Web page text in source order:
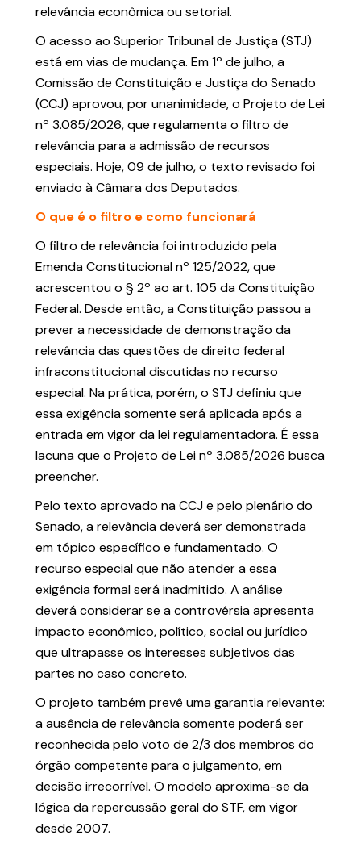
relevância econômica ou setorial.
O acesso ao Superior Tribunal de Justiça (STJ)
está em vias de mudança. Em 1º de julho, a
Comissão de Constituição e Justiça do Senado
(CCJ) aprovou, por unanimidade, o Projeto de Lei
nº 3.085/2026, que regulamenta o filtro de
relevância para a admissão de recursos
especiais. Hoje, 09 de julho, o texto revisado foi
enviado à Câmara dos Deputados.
O que é o filtro e como funcionará
O filtro de relevância foi introduzido pela
Emenda Constitucional nº 125/2022, que
acrescentou o § 2º ao art. 105 da Constituição
Federal. Desde então, a Constituição passou a
prever a necessidade de demonstração da
relevância das questões de direito federal
infraconstitucional discutidas no recurso
especial. Na prática, porém, o STJ definiu que
essa exigência somente será aplicada após a
entrada em vigor da lei regulamentadora. É essa
lacuna que o Projeto de Lei nº 3.085/2026 busca
preencher.
Pelo texto aprovado na CCJ e pelo plenário do
Senado, a relevância deverá ser demonstrada
em tópico específico e fundamentado. O
recurso especial que não atender a essa
exigência formal será inadmitido. A análise
deverá considerar se a controvérsia apresenta
impacto econômico, político, social ou jurídico
que ultrapasse os interesses subjetivos das
partes no caso concreto.
O projeto também prevê uma garantia relevante:
a ausência de relevância somente poderá ser
reconhecida pelo voto de 2/3 dos membros do
órgão competente para o julgamento, em
decisão irrecorrível. O modelo aproxima-se da
lógica da repercussão geral do STF, em vigor
desde 2007.